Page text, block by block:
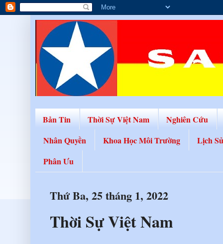
Bản Tin Thời Sự Việt Nam
Nghiên Cứu
Nhân Quyền
Khoa Học Môi Trường
Lịch
Phân Ưu
Thứ Ba, 25 tháng 1, 2022
Thời Sự Việt Nam